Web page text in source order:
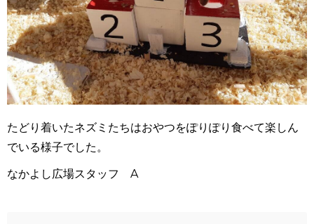
たどり着いたネズミたちはおやつをぽりぽり食べて楽しん
でいる様子でした。
なかよし広場スタッフ A